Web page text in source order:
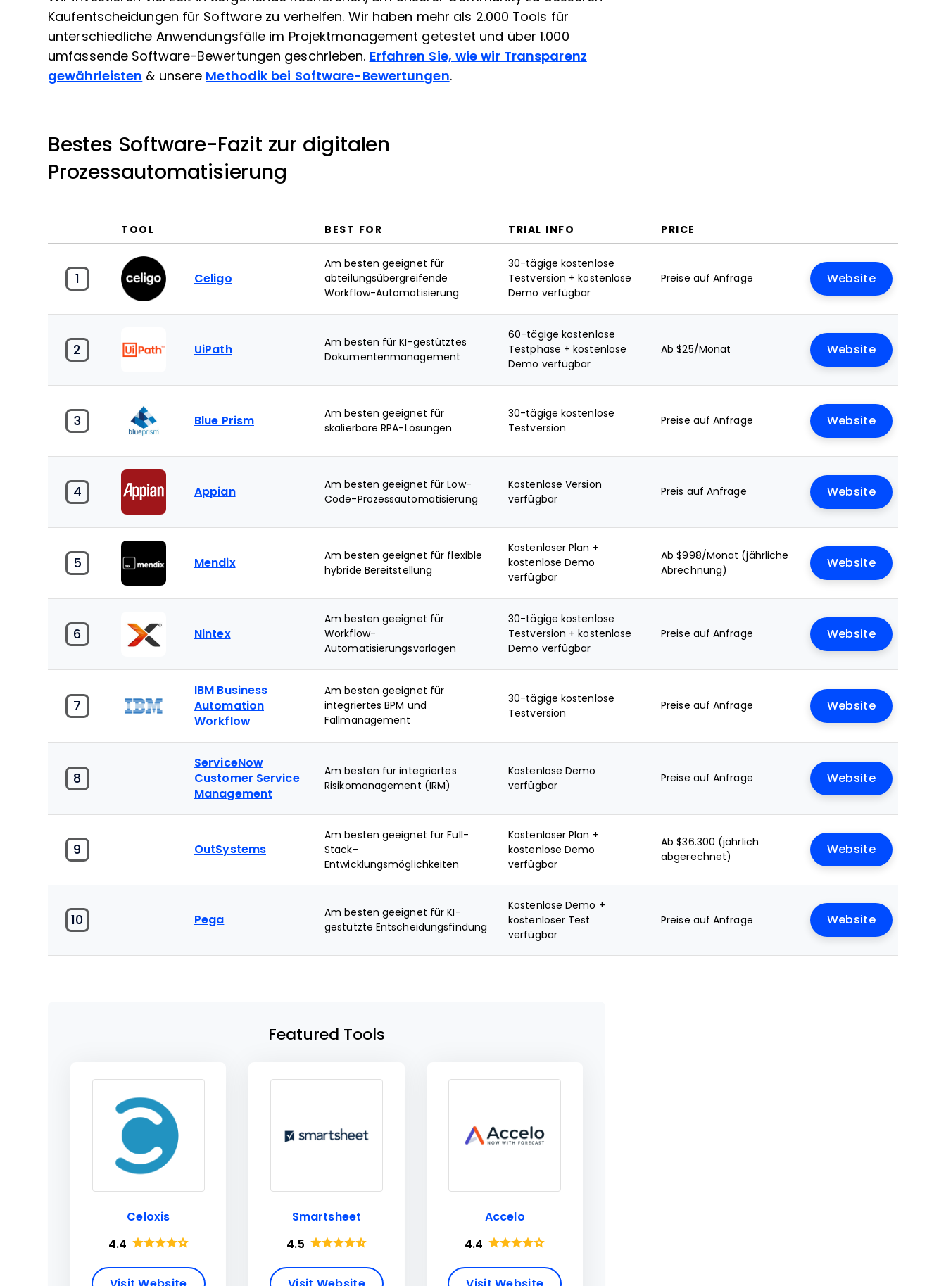
Kaufentscheidungen für Software zu verhelfen. Wir haben mehr als 2.000 Tools für
unterschiedliche Anwendungsfälle im Projektmanagement getestet und über 1.000
umfassende Software-Bewertungen geschrieben. Erfahren Sie, wie wir Transparenz
gewährleisten & unsere Methodik bei Software-Bewertungen.
Bestes Software-Fazit zur digitalen
Prozessautomatisierung
TOOL BEST FOR TRIAL INFO PRICE
1 Celigo
Am besten geeignet für
abteilungsübergreifende
Workflow-Automatisierung
30-tägige kostenlose
Testversion + kostenlose
Demo verfügbar
Preise auf Anfrage Website
2 UiPath
Am besten für KI-gestütztes
Dokumentenmanagement
60-tägige kostenlose
Testphase + kostenlose
Demo verfügbar
Ab $25/Monat Website
3 Blue Prism
Am besten geeignet für
skalierbare RPA-Lösungen
30-tägige kostenlose
Testversion
Preise auf Anfrage Website
4 Appian
Am besten geeignet für Low-
Code-Prozessautomatisierung
Kostenlose Version
verfügbar
Preis auf Anfrage Website
5 Mendix
Am besten geeignet für flexible
hybride Bereitstellung
Kostenloser Plan +
kostenlose Demo
verfügbar
Ab $998/Monat (jährliche
Abrechnung)
Website
6 Nintex
Am besten geeignet für
Workflow-
Automatisierungsvorlagen
30-tägige kostenlose
Testversion + kostenlose
Demo verfügbar
Preise auf Anfrage Website
7
IBM Business
Automation
Workflow
Am besten geeignet für
integriertes BPM und
Fallmanagement
30-tägige kostenlose
Testversion
Preise auf Anfrage Website
8
ServiceNow
Customer Service
Management
Am besten für integriertes
Risikomanagement (IRM)
Kostenlose Demo
verfügbar
Preise auf Anfrage Website
9 OutSystems
Am besten geeignet für Full-
Stack-
Entwicklungsmöglichkeiten
Kostenloser Plan +
kostenlose Demo
verfügbar
Ab $36.300 (jährlich
abgerechnet)
Website
10 Pega
Am besten geeignet für KI-
gestützte Entscheidungsfindung
Kostenlose Demo +
kostenloser Test
verfügbar
Preise auf Anfrage Website
Featured Tools
Celoxis
4.4
Visit Website
Smartsheet
4.5
Visit Website
Accelo
4.4
Visit Website